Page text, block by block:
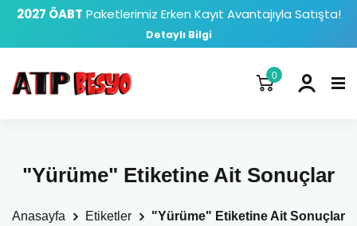
2027 ÖABT Paketlerimiz Erken Kayıt Avantajıyla Satışta!
Detaylı Bilgi
0
"Yürüme" Etiketine Ait Sonuçlar
Anasayfa Etiketler "Yürüme" Etiketine Ait Sonuçlar